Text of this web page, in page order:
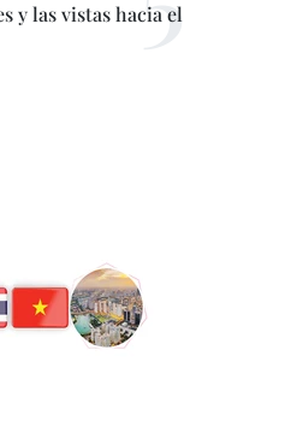
y las vistas hacia el